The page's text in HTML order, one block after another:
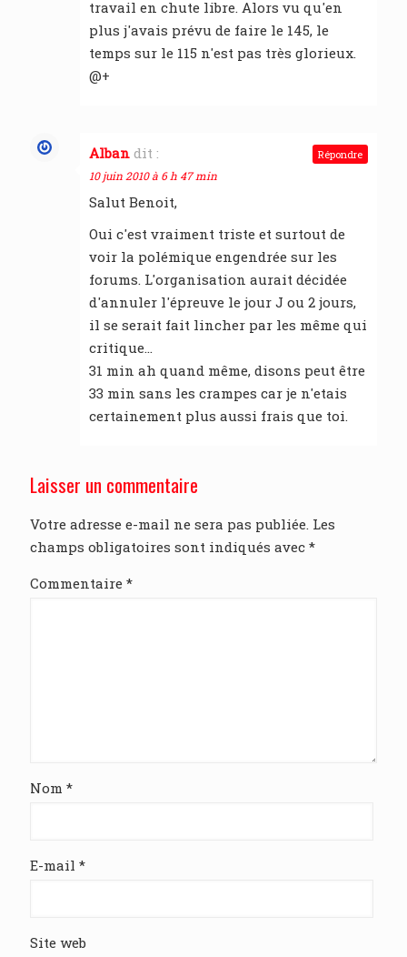
travail en chute libre. Alors vu qu'en
plus j'avais prévu de faire le 145, le
temps sur le 115 n'est pas très glorieux.
@+
Alban dit :
10 juin 2010 à 6 h 47 min
Salut Benoit,
Oui c'est vraiment triste et surtout de
voir la polémique engendrée sur les
forums. L'organisation aurait décidée
d'annuler l'épreuve le jour J ou 2 jours,
il se serait fait lincher par les même qui
critique…
31 min ah quand même, disons peut être
33 min sans les crampes car je n'etais
certainement plus aussi frais que toi.
Répondre
Laisser un commentaire
Votre adresse e-mail ne sera pas publiée. Les
champs obligatoires sont indiqués avec *
Commentaire *
Nom *
E-mail *
Site web